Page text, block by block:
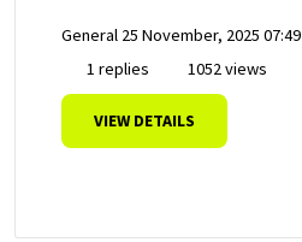
General 25 November, 2025 07:49
1 replies
1052 views
VIEW DETAILS